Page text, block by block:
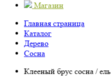
Магазин
Главная страница
Каталог
Дерево
Сосна
Клееный брус сосна / ель